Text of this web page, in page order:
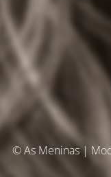
© As Meninas |